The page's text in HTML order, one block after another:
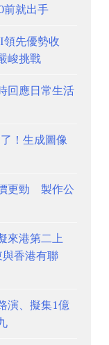
前就出手
先優勢收
峻挑戰
回應日常生活
！生成圖像
更勁 製作公
來港第二上
香港有聯
演、擬集1億